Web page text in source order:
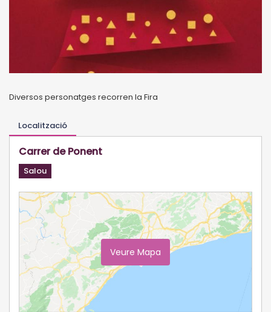
Diversos personatges recorren la Fira
Localització
Carrer de Ponent
Salou
Veure Mapa